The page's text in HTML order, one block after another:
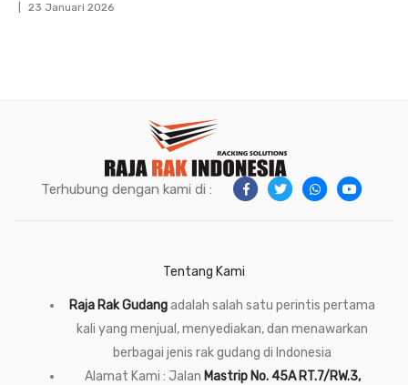
23 Januari 2026
Terhubung dengan kami di :
Tentang Kami
Raja Rak Gudangadalah salah satu perintis pertama
kali yang menjual, menyediakan, dan menawarkan
berbagai jenis rak gudang di Indonesia
Alamat Kami : Jalan Mastrip No. 45A RT.7/RW.3,